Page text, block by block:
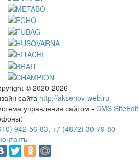
© 2020-2026
сайта http://aksenov-web.ru
управления сайтом - CMS SiteEdit
942-56-83, +7 (4872) 30-79-80